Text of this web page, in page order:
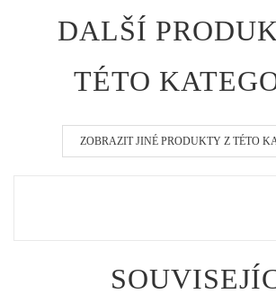
DALŠÍ
TÉTO
ZOBRAZIT JINÉ PRODUKTY Z TÉTO